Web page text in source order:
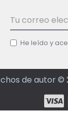
He leído y
de autor ©